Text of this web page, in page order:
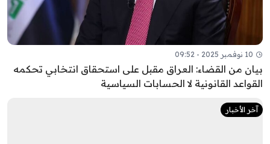
10 نوفمبر 2025 - 09:52
بيان من القضاء: العراق مقبل على استحقاق انتخابي تحكمه
القواعد القانونية لا الحسابات السياسية
آخر الأخبار